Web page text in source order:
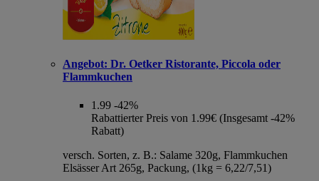
Angebot: Dr. Oetker Ristorante, Piccola oder
Flammkuchen
1.99 -42%
Rabattierter Preis von 1.99€ (Insgesamt -42%
Rabatt)
versch. Sorten, z. B.: Salame 320g, Flammkuchen
Elsässer Art 265g, Packung, (1kg = 6,22/7,51)